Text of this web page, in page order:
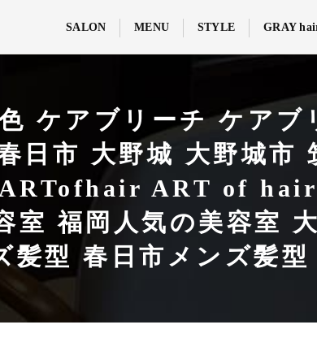
SALON MENU STYLE GRAY
ケアブリーチ ケアブ
日市 大野城 大野城市
ART of
室 福岡人気の美容室
髪型 春日市メンズ髪